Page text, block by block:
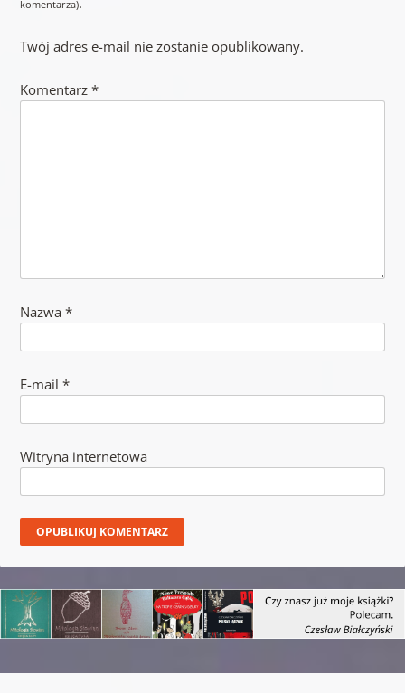
komentarza)
Twój adres e-mail nie zostanie opublikowany.
Komentarz *
Nazwa *
E-mail *
Witryna internetowa